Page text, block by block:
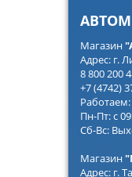
Магазин
Адрес: г.
8 800 200
+7 (4742)
Работаем:
Пн-Пт: с
Сб-Вс:
Магазин
Адрес: г.